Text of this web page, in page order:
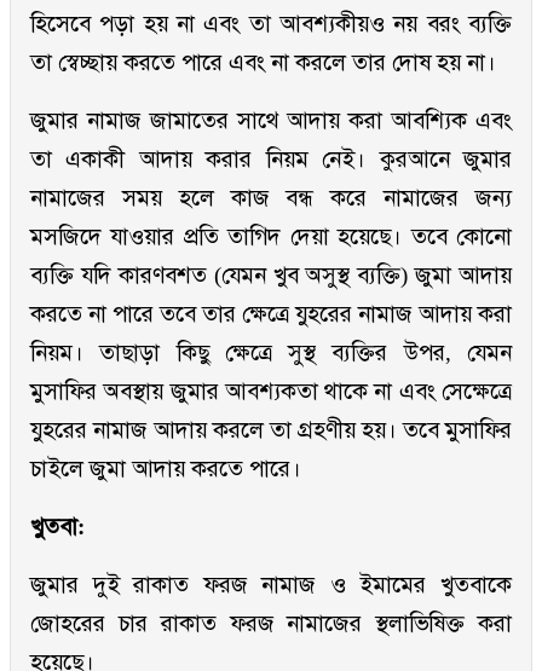
হিসেবে পড়া হয় না এবং তা আবশ্যকীয়ও নয় বরং ব্যক্তি
তা স্বেচ্ছায় করতে পারে এবং না করলে তার দোষ হয় না।
জুমার নামাজ জামাতের সাথে আদায় করা আবশ্যিক এবং
তা একাকী আদায় করার নিয়ম নেই। কুরআনে জুমার
নামাজের সময় হলে কাজ বন্ধ করে নামাজের জন্য
মসজিদে যাওয়ার প্রতি তাগিদ দেয়া হয়েছে। তবে কোনো
ব্যক্তি যদি কারণবশত (যেমন খুব অসুস্থ ব্যক্তি) জুমা আদায়
করতে না পারে তবে তার ক্ষেত্রে যুহরের নামাজ আদায় করা
নিয়ম। তাছাড়া কিছু ক্ষেত্রে সুস্থ ব্যক্তির উপর, যেমন
মুসাফির অবস্থায় জুমার আবশ্যকতা থাকে না এবং সেক্ষেত্রে
যুহরের নামাজ আদায় করলে তা গ্রহণীয় হয়। তবে মুসাফির
চাইলে জুমা আদায় করতে পারে।
খুতবা:
জুমার দুই রাকাত ফরজ নামাজ ও ইমামের খুতবাকে
জোহরের চার রাকাত ফরজ নামাজের স্থলাভিষিক্ত করা
হয়েছে।